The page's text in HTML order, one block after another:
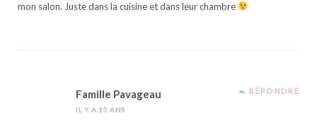
mon salon. Juste dans la cuisine et dans leur chambre
Famille Pavageau
IL Y A 15 ANS
RÉPONDRE